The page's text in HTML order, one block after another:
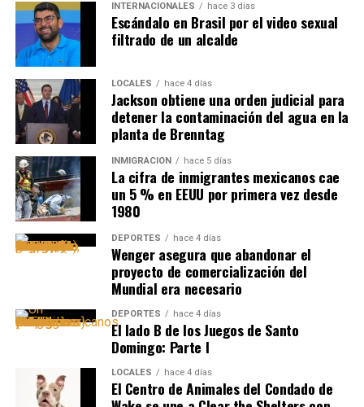
INTERNACIONALES hace 3 días
Escándalo en Brasil por el video sexual
filtrado de un alcalde
LOCALES hace 4 días
Jackson obtiene una orden judicial para
detener la contaminación del agua en la
planta de Brenntag
INMIGRACIÓN hace 5 días
La cifra de inmigrantes mexicanos cae
un 5 % en EEUU por primera vez desde
1980
DEPORTES hace 4 días
Wenger asegura que abandonar el
proyecto de comercialización del
Mundial era necesario
DEPORTES hace 4 días
El lado B de los Juegos de Santo
Domingo: Parte I
LOCALES hace 4 días
El Centro de Animales del Condado de